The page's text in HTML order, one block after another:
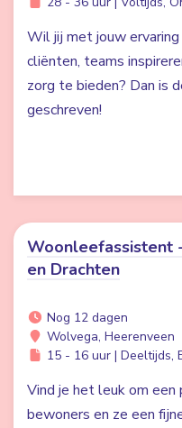
Wil jij met jouw
cliënten, teams
zorg te bieden? Dan is
geschreven!
Woonleefassistent
en Drachten
Nog 12 dagen
Wolvega, Heerenveen
15 - 16 uur | Deeltijds,
Vind je het leuk om
bewoners en ze een